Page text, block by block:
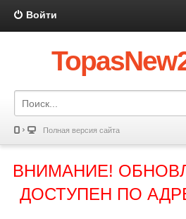
Войти
Полная версия сайта
ВНИМАНИЕ!
ДОСТУПЕН ПО